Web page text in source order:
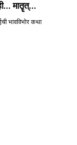
मातॄत्...
भावविभोर कथा